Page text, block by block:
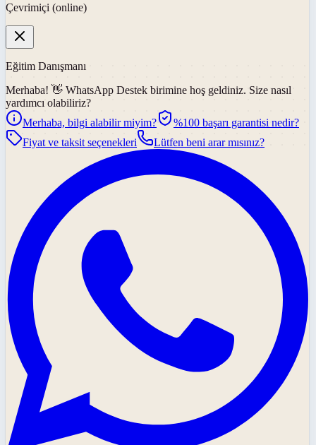
Çevrimiçi (online)
Eğitim Danışmanı
Merhaba! 👋 WhatsApp Destek birimine hoş geldiniz. Size nasıl
yardımcı olabiliriz?
Merhaba, bilgi alabilir miyim?
%100 başarı garantisi nedir?
Fiyat ve taksit seçenekleri
Lütfen beni arar mısınız?